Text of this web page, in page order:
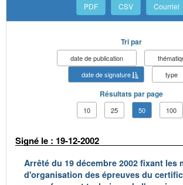
PDF CSV Courriel
Tri par
date de publication
date de signature
type
Résultats par page
10 25 50 100
Signé le : 19-12-2002
Arrêté du 19 décembre 2002 fixant les
d'organisation des épreuves du